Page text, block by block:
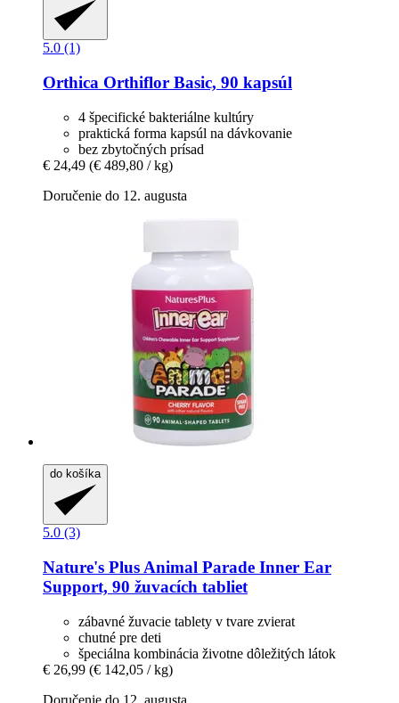
5.0 (1)
Orthica Orthiflor Basic, 90 kapsúl
4 špecifické bakteriálne kultúry
praktická forma kapsúl na dávkovanie
bez zbytočných prísad
€ 24,49 (€ 489,80 / kg)
Doručenie do 12. augusta
do košíka
5.0 (3)
Nature's Plus Animal Parade Inner Ear
Support, 90 žuvacích tabliet
zábavné žuvacie tablety v tvare zvierat
chutné pre deti
špeciálna kombinácia životne dôležitých látok
€ 26,99 (€ 142,05 / kg)
Doručenie do 12. augusta